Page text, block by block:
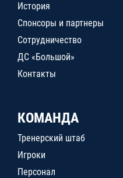
История
Спонсоры и партнеры
Сотрудничество
ДС «Большой»
Контакты
КОМАНДА
Тренерский штаб
Игроки
Персонал